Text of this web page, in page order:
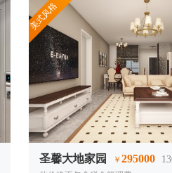
美式风格
圣馨大地家园 ￥295000